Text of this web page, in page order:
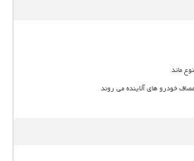
ماند
خودرو های آلاینده می روند